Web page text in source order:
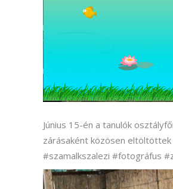
Június 15-én a tanulók
zárásaként közösen
#szamalkszalezi #fotográfus